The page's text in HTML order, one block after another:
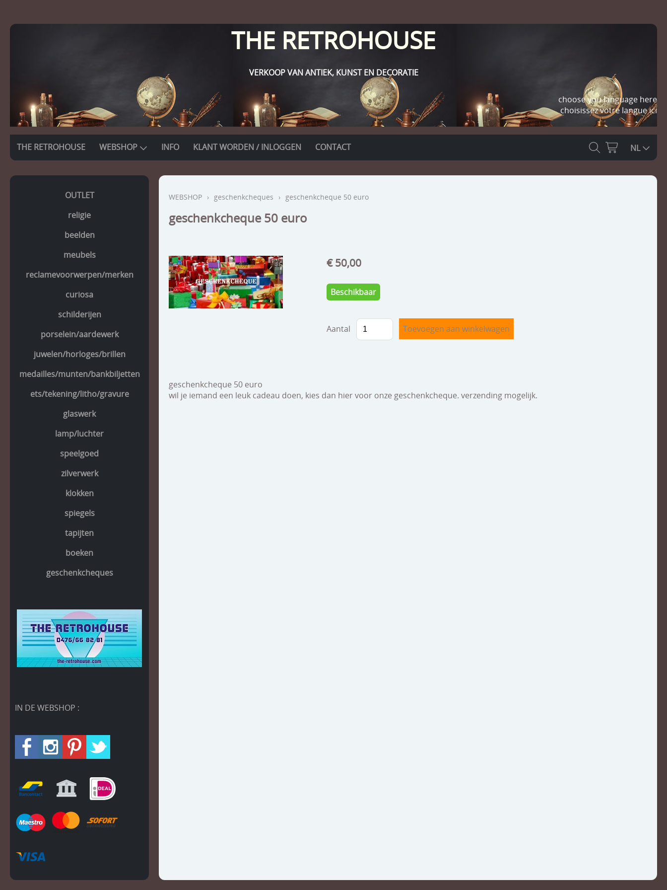
THE RETROHOUSE
VERKOOP VAN ANTIEK, KUNST EN DECORATIE
choose you language here
choisissez votre langue ici
THE RETROHOUSE WEBSHOP INFO KLANT WORDEN / INLOGGEN CONTACT NL
OUTLET
religie
beelden
meubels
reclamevoorwerpen/merken
curiosa
schilderijen
porselein/aardewerk
juwelen/horloges/brillen
medailles/munten/bankbiljetten
ets/tekening/litho/gravure
glaswerk
lamp/luchter
speelgoed
zilverwerk
klokken
spiegels
tapijten
boeken
geschenkcheques
IN DE WEBSHOP :
WEBSHOP › geschenkcheques › geschenkcheque 50 euro
geschenkcheque 50 euro
€ 50,00
Beschikbaar
Aantal
geschenkcheque 50 euro
wil je iemand een leuk cadeau doen, kies dan hier voor onze geschenkcheque. verzending mogelijk.